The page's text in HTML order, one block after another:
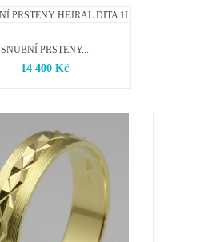
SNUBNÍ PRSTENY...
14 400 Kč